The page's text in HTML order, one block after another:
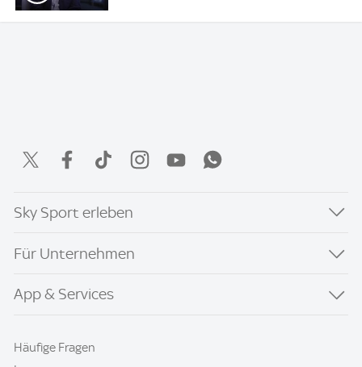
Sky Sport erleben
Für Unternehmen
App & Services
Häufige Fragen